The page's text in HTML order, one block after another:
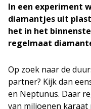
In een experiment
diamantjes uit
het in het
regelmaat
Op zoek naar de
partner? Kijk dan
en Neptunus. Daar
van miljoenen karaat